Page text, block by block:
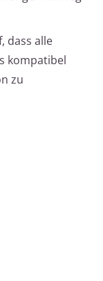
dass alle
kompatibel
zu